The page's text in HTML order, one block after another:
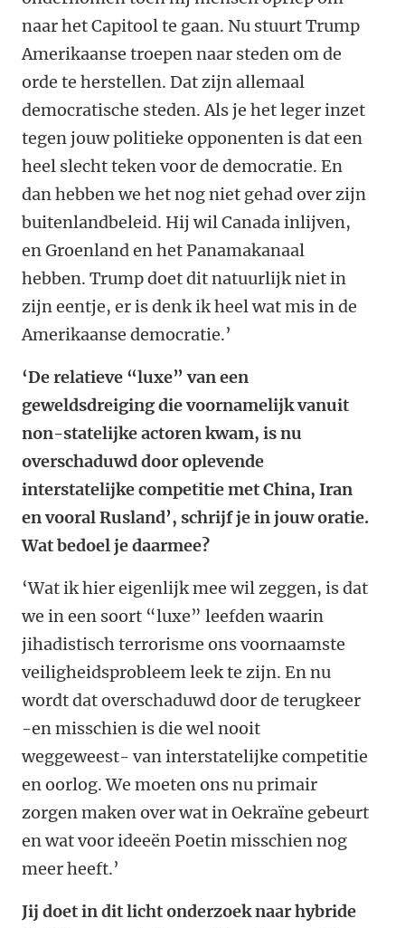
naar het Capitool te gaan. Nu stuurt Trump
Amerikaanse troepen naar steden om de
orde te herstellen. Dat zijn allemaal
democratische steden. Als je het leger inzet
tegen jouw politieke opponenten is dat een
heel slecht teken voor de democratie. En
dan hebben we het nog niet gehad over zijn
buitenlandbeleid. Hij wil Canada inlijven,
en Groenland en het Panamakanaal
hebben. Trump doet dit natuurlijk niet in
zijn eentje, er is denk ik heel wat mis in de
Amerikaanse democratie.’
‘De relatieve “luxe” van een
geweldsdreiging die voornamelijk vanuit
non-statelijke actoren kwam, is nu
overschaduwd door oplevende
interstatelijke competitie met China, Iran
en vooral Rusland’, schrijf je in jouw oratie.
Wat bedoel je daarmee?
‘Wat ik hier eigenlijk mee wil zeggen, is dat
we in een soort “luxe” leefden waarin
jihadistisch terrorisme ons voornaamste
veiligheidsprobleem leek te zijn. En nu
wordt dat overschaduwd door de terugkeer
-en misschien is die wel nooit
weggeweest- van interstatelijke competitie
en oorlog. We moeten ons nu primair
zorgen maken over wat in Oekraïne gebeurt
en wat voor ideeën Poetin misschien nog
meer heeft.’
Jij doet in dit licht onderzoek naar hybride